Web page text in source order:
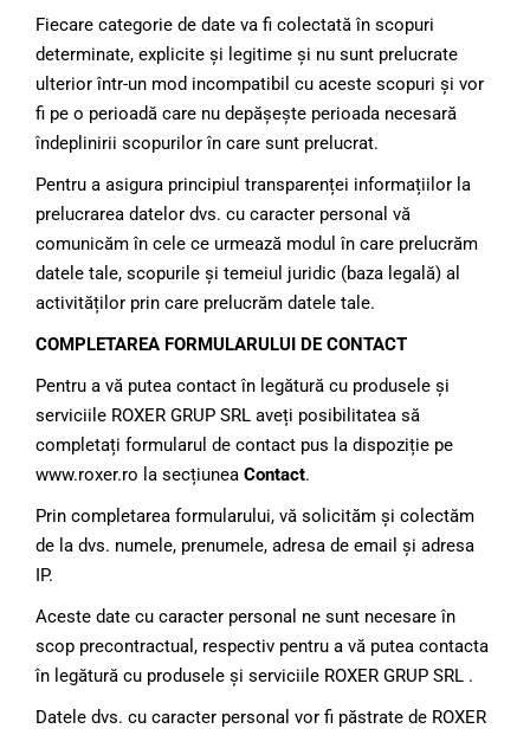
Fiecare categorie de date va fi colectată în scopuri
determinate, explicite și legitime și nu sunt prelucrate
ulterior într-un mod incompatibil cu aceste scopuri și vor
fi pe o perioadă care nu depășește perioada necesară
îndeplinirii scopurilor în care sunt prelucrat.
Pentru a asigura principiul transparenței informațiilor la
prelucrarea datelor dvs. cu caracter personal vă
comunicăm în cele ce urmează modul în care prelucrăm
datele tale, scopurile și temeiul juridic (baza legală) al
activităților prin care prelucrăm datele tale.
COMPLETAREA FORMULARULUI DE CONTACT
Pentru a vă putea contact în legătură cu produsele și
serviciile ROXER GRUP SRL aveți posibilitatea să
completați formularul de contact pus la dispoziție pe
www.roxer.ro la secțiunea Contact.
Prin completarea formularului, vă solicităm și colectăm
de la dvs. numele, prenumele, adresa de email și adresa
IP.
Aceste date cu caracter personal ne sunt necesare în
scop precontractual, respectiv pentru a vă putea contacta
în legătură cu produsele și serviciile ROXER GRUP SRL .
Datele dvs. cu caracter personal vor fi păstrate de ROXER